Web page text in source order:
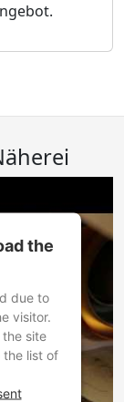
the
due to
visitor.
site
the list of